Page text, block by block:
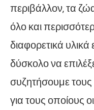
περιβάλλον, τα
όλο και
διαφορετικά υλικά
δύσκολο να
συζητήσουμε
για τους οποίους